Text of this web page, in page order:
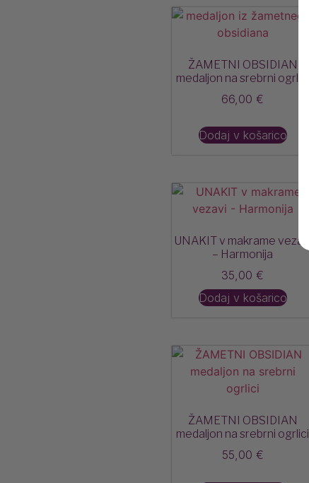
ŽAMETNI OBSIDIAN
medaljon na srebrni ogrlici
66,00€
Dodaj v košarico
UNAKIT v makrame vezavi
– Harmonija
35,00€
Dodaj v košarico
ŽAMETNI OBSIDIAN
medaljon na srebrni ogrlici
55,00 €